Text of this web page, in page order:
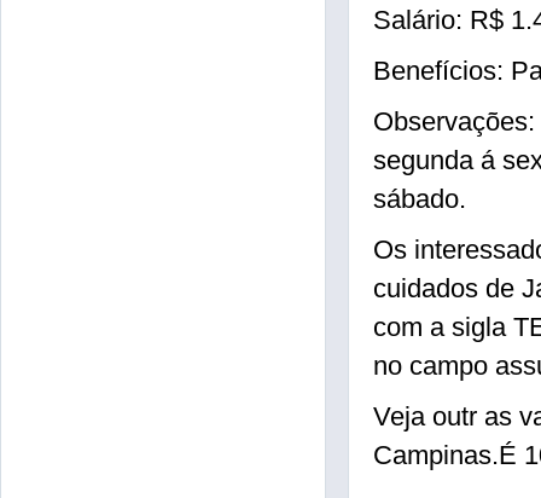
Salário: R$
Benefícios:
segunda á
sábado.
Os
cuidados de
com a sigla
no campo
Veja outr as
Campinas.É